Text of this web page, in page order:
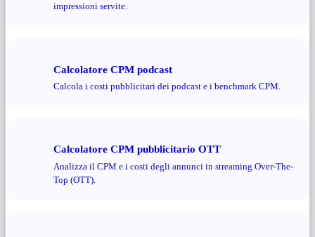
impressioni servite.
Calcolatore CPM podcast
Calcola i costi pubblicitari dei podcast e i benchmark CPM.
Calcolatore CPM pubblicitario OTT
Analizza il CPM e i costi degli annunci in streaming Over-The-
Top (OTT).